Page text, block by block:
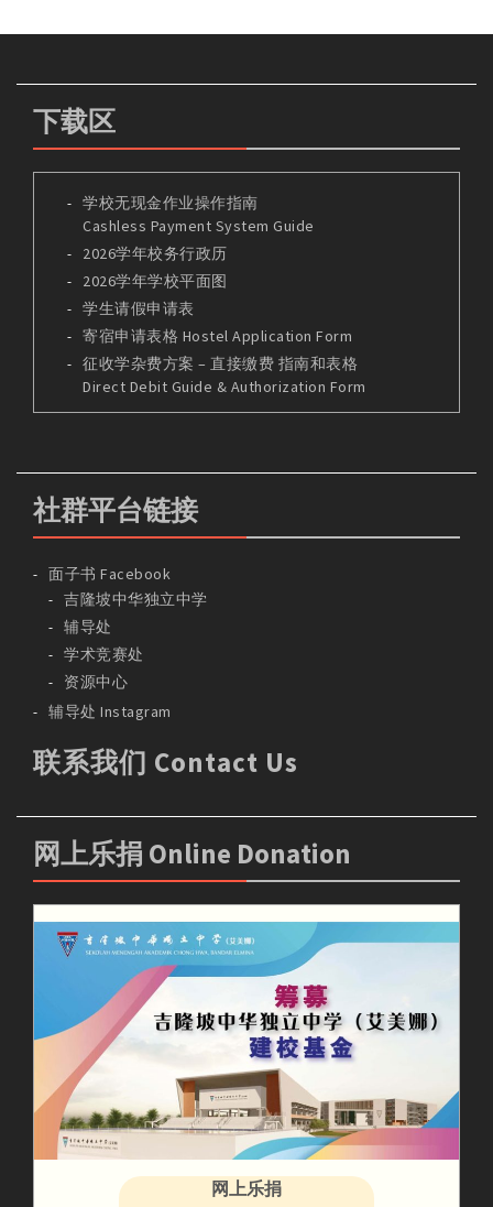
下载区
学校无现金作业操作指南
Cashless Payment System Guide
2026学年校务行政历
2026学年学校平面图
学生请假申请表
寄宿申请表格 Hostel Application Form
征收学杂费方案 – 直接缴费 指南和表格
Direct Debit Guide & Authorization Form
社群平台链接
面子书 Facebook
吉隆坡中华独立中学
辅导处
学术竞赛处
资源中心
辅导处 Instagram
联系我们 Contact Us
网上乐捐 Online Donation
网上乐捐